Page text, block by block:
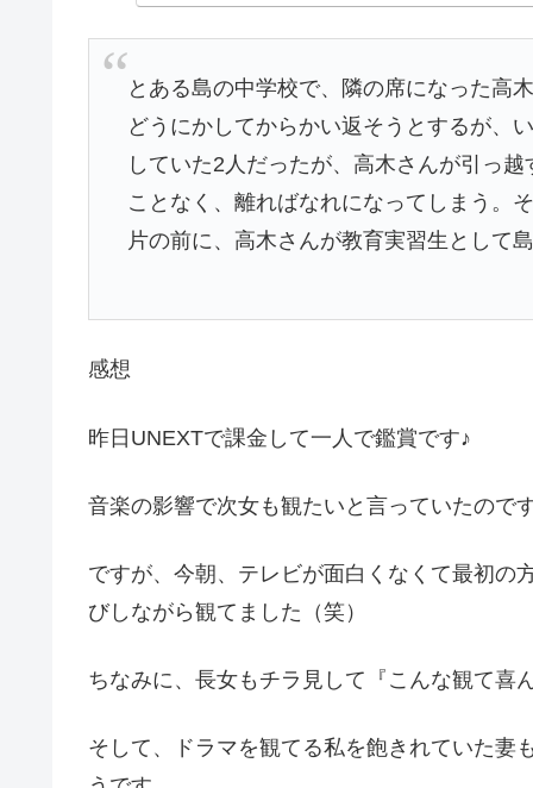
とある島の中学校で、隣の席になった高
どうにかしてからかい返そうとするが、
していた2人だったが、高木さんが引っ
ことなく、離ればなれになってしまう。
片の前に、高木さんが教育実習生として
感想
昨日UNEXTで課金して一人で鑑賞です♪
音楽の影響で次女も観たいと言っていたので
ですが、今朝、テレビが面白くなくて最初の
びしながら観てました（笑）
ちなみに、長女もチラ見して『こんな観て喜
そして、ドラマを観てる私を飽きれていた妻